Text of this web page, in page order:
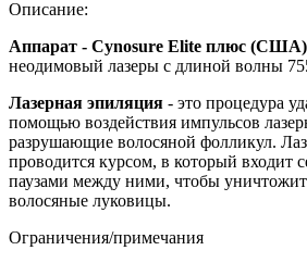
Описание:
Аппарат - Cynosure Elite плюс (США)
неодимовый лазеры с длиной волны
Лазерная эпиляция - это процедура
помощью воздействия импульсов
разрушающие волосяной фолликул.
проводится курсом, в который входит
паузами между ними, чтобы
волосяные луковицы.
Ограничения/примечания